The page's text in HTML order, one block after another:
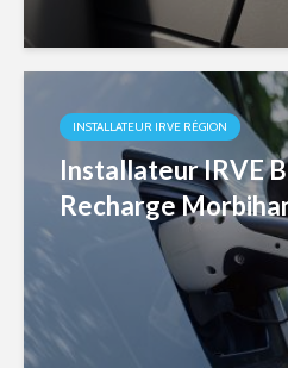
INSTALLATEUR IRVE RÉGION
Installateur IRVE
Recharge